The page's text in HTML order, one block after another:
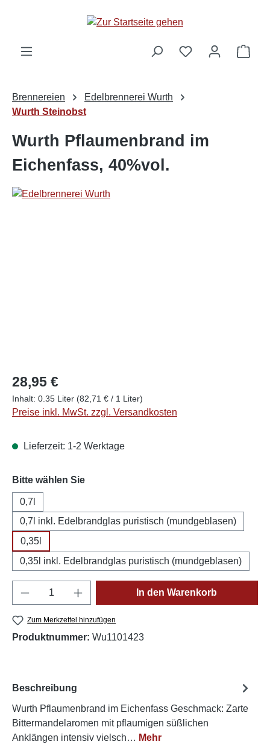
Brennereien
Edelbrennerei Wurth
Wurth Steinobst
Wurth Pflaumenbrand im
Eichenfass, 40%vol.
28,95 €
Inhalt: 0.35 Liter (82,71 € / 1 Liter)
Preise inkl. MwSt. zzgl. Versandkosten
Lieferzeit: 1-2 Werktage
Bitte wählen Sieauswählen
0,7l
0,7l inkl. Edelbrandglas puristisch (mundgeblasen)
0,35l
0,35l inkl. Edelbrandglas puristisch (mundgeblasen)
Produkt Anzahl: Gib den gewünschten
In den Warenkorb
Zum Merkzettel hinzufügen
Produktnummer: Wu1101423
Beschreibung
Wurth Pflaumenbrand im Eichenfass Geschmack: Zarte
Bittermandelaromen mit pflaumigen süßlichen
Anklängen intensiv vielsch… Mehr